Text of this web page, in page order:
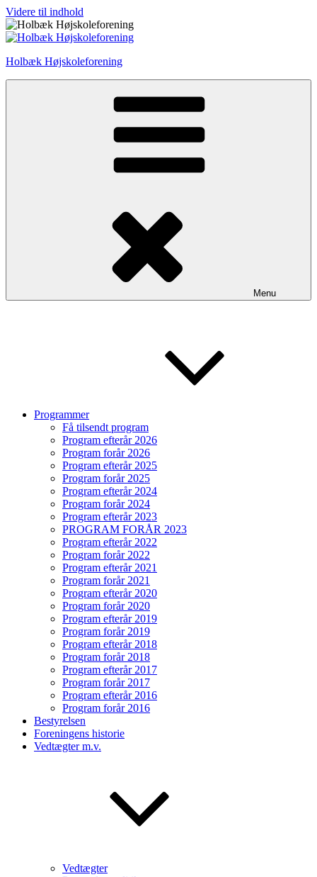
Videre til indhold
Holbæk Højskoleforening
Menu
Programmer
Få tilsendt program
Program efterår 2026
Program forår 2026
Program efterår 2025
Program forår 2025
Program efterår 2024
Program forår 2024
Program efterår 2023
PROGRAM FORÅR 2023
Program efterår 2022
Program forår 2022
Program efterår 2021
Program forår 2021
Program efterår 2020
Program forår 2020
Program efterår 2019
Program forår 2019
Program efterår 2018
Program forår 2018
Program efterår 2017
Program forår 2017
Program efterår 2016
Program forår 2016
Bestyrelsen
Foreningens historie
Vedtægter m.v.
Vedtægter